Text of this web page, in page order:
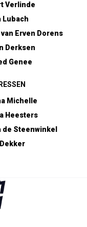
Verlinde
Lubach
van Erven Dorens
Derksen
Genee
Michelle
Heesters
de Steenwinkel
Dekker